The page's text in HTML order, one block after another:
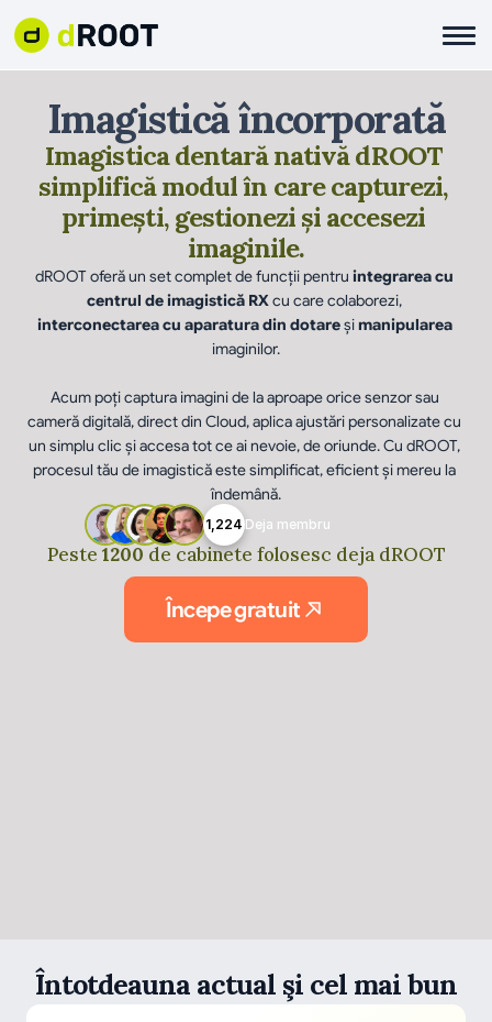
Imagistică încorporată
Imagistica dentară nativă dROOT
simplifică modul în care capturezi,
primești, gestionezi și accesezi
imaginile.
dROOT oferă un set complet de funcții pentru integrarea cu
centrul de imagistică RX
interconectarea cu aparatura din dotare și manipularea
imaginilor.
Acum poți captura imagini de la aproape orice senzor sau
cameră digitală, direct din Cloud, aplica ajustări personalizate cu
un simplu clic și accesa tot ce ai nevoie, de oriunde. Cu dROOT,
procesul tău de imagistică este simplificat, eficient și mereu la
îndemână.
Peste 1200 de cabinete folosesc deja dROOT
1,224 Deja membru
Începe gratuit
Întotdeauna actual şi cel mai bun